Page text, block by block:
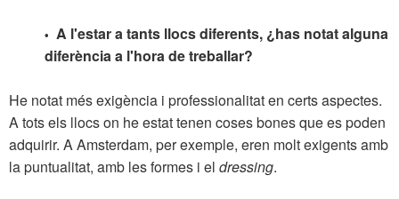
• A l'estar a tants llocs diferents, ¿has notat alguna
diferència a l'hora de treballar?
He notat més exigència i professionalitat en certs aspectes.
A tots els llocs on he estat tenen coses bones que es poden
adquirir. A Amsterdam, per exemple, eren molt exigents amb
la puntualitat, amb les formes i el dressing.